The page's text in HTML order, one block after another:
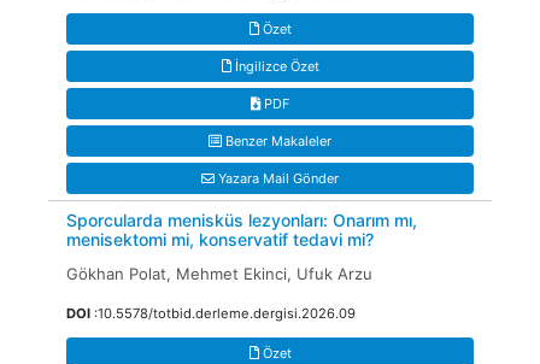
Özet
İngilizce Özet
PDF
Benzer Makaleler
Yazara Mail Gönder
Sporcularda menisküs lezyonları: Onarım mı,
menisektomi mi, konservatif tedavi mi?
Gökhan Polat, Mehmet Ekinci, Ufuk Arzu
DOI :10.5578/totbid.derleme.dergisi.2026.09
Özet